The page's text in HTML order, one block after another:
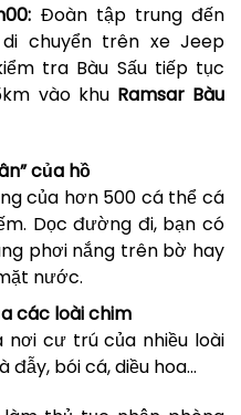
Đoàn tập trung đến
chuyển trên xe Jeep
tra Bàu Sấu tiếp tục
vào khu Ramsar Bàu
của hồ
của hơn 500 cá thể cá
Dọc đường đi, bạn có
phơi nắng trên bờ hay
nước.
các loài chim
nơi cư trú của nhiều loài
đẫy, bói cá, diều hoa…